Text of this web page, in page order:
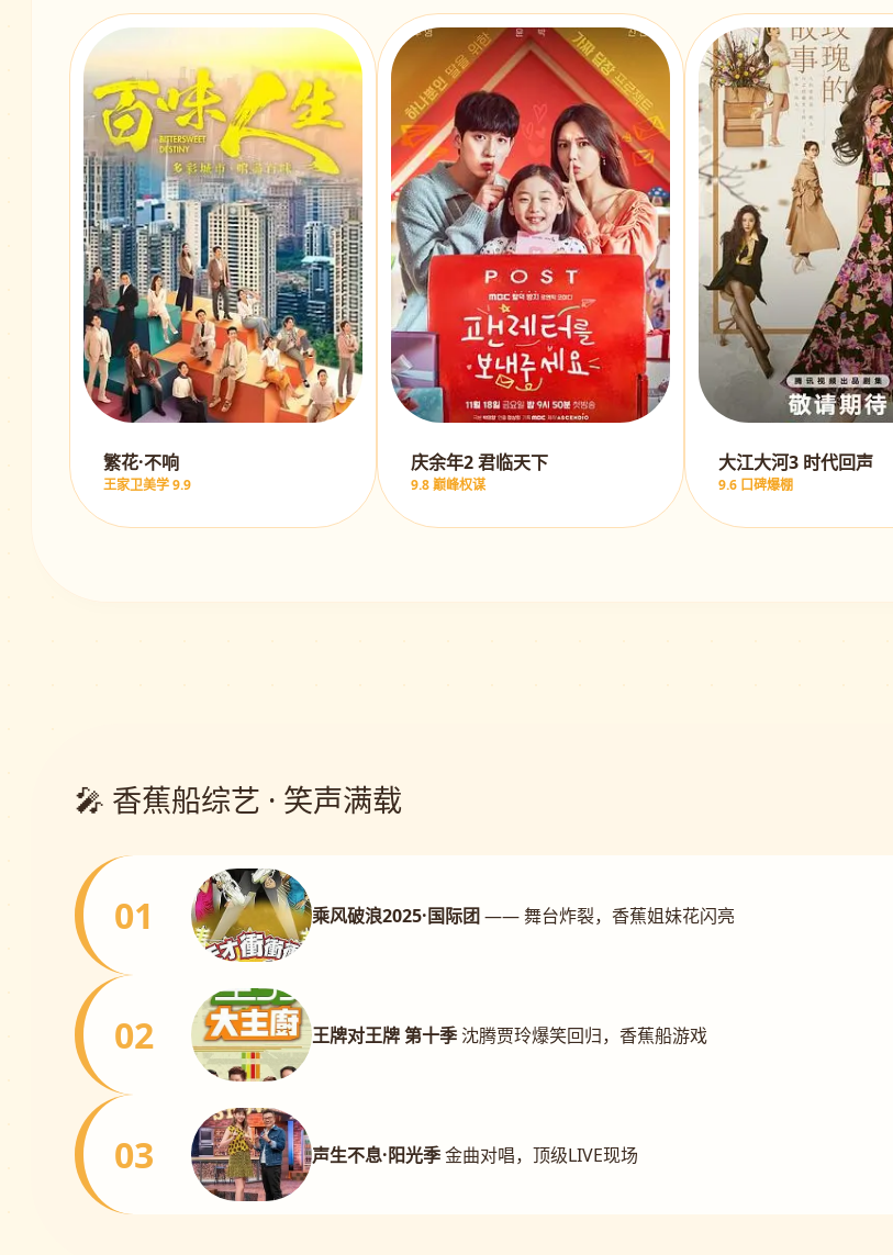
繁花·不响
王家卫美学 9.9
庆余年2 君临天下
9.8 巅峰权谋
大江大河3 时代回声
9.6 口碑爆棚
🎤 香蕉船综艺 · 笑声满载
01 乘风破浪2025·国际团—— 舞台炸裂，香蕉姐妹花闪亮
02 王牌对王牌 第十季 沈腾贾玲爆笑回归，香蕉船游戏
03 声生不息·阳光季金曲对唱，顶级LIVE现场